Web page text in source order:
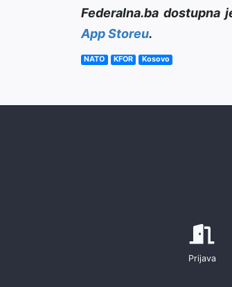
Federalna.ba dostupna
App Storeu.
NATO KFOR Kosovo
Prijava